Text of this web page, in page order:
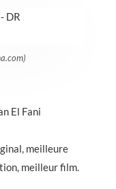
El Fani
meilleure
meilleur film.